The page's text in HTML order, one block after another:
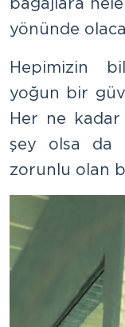
yönünde
Hepimizin
yoğun bir
Her ne kadar
şey olsa da
zorunlu olan